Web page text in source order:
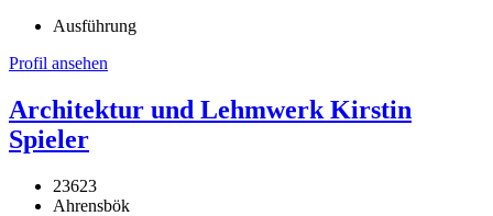
Ausführung
Profil ansehen
Architektur und Lehmwerk Kirstin
Spieler
23623
Ahrensbök